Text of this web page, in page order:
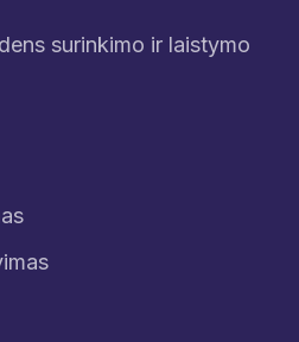
surinkimo ir laistymo